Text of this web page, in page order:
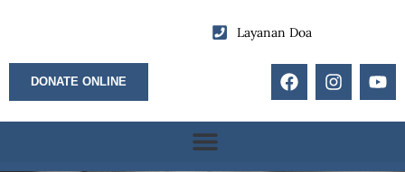
Layanan Doa
DONATE ONLINE